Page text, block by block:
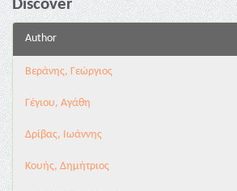
Discover
Author
Βεράνης, Γεώργιος
Γέγιου, Αγάθη
Δρίβας, Ιωάννης
Κουής, Δημήτριος